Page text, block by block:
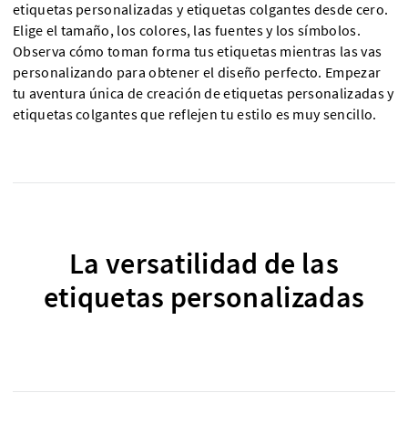
etiquetas personalizadas y etiquetas colgantes desde cero.
Elige el tamaño, los colores, las fuentes y los símbolos.
Observa cómo toman forma tus etiquetas mientras las vas
personalizando para obtener el diseño perfecto. Empezar
tu aventura única de creación de etiquetas personalizadas y
etiquetas colgantes que reflejen tu estilo es muy sencillo.
La versatilidad de las
etiquetas personalizadas